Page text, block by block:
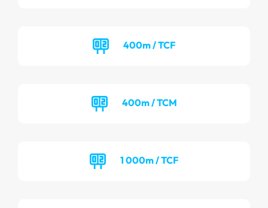
400m / TCF
400m / TCM
1 000m / TCF